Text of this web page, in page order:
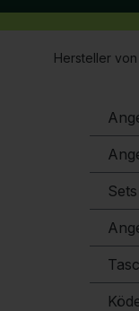
Hersteller
Sets